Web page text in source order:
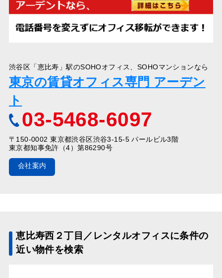
渋谷区「恵比寿」駅のSOHOオフィス、SOHOマンションなら
東京の賃貸オフィス専門 アーデン
ト
03-5468-6097
〒150-0002 東京都渋谷区渋谷3-15-5 パールビル3階
東京都知事免許（4）第86290号
会社案内
恵比寿西２丁目／レンタルオフィスに条件の
近い物件を検索